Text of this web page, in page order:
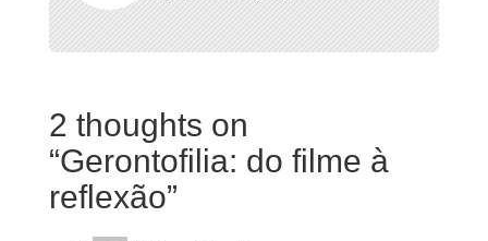
2 thoughts on
“Gerontofilia: do filme à
reflexão”